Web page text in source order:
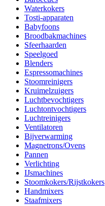
Waterkokers
Tosti-apparaten
Babyfoons
Broodbakmachines
Sfeerhaarden
Speelgoed
Blenders
Espressomachines
Stoomreinigers
Kruimelzuigers
Luchtbevochtigers
Luchtontvochtigers
Luchtreinigers
Ventilatoren
Bijverwarming
Magnetrons/Ovens
Pannen
Verlichting
IJsmachines
Stoomkokers/Rijstkokers
Handmixers
Staafmixers